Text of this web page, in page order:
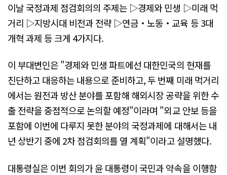
이날 국정과제 점검회의의 주제는 ▷경제와 민생 ▷미래 먹
거리 ▷지방시대 비전과 전략 ▷연금‧노동‧교육 등 3대
개혁 과제 등 크게 4가지다.
이 부대변인은 "경제와 민생 파트에선 대한민국의 현재를
진단하고 대응하는 내용으로 준비하고, 두 번째 미래 먹거리
에서는 원전과 방산 분야를 포함해 해외시장 공략을 위한 수
출 전략을 중점적으로 논의할 예정"이라며 "외교 안보 등을
포함에 이번에 다루지 못한 분야의 국정과제에 대해서는 내
년 상반기 중에 2차 점검회의를 열 계획"이라고 설명했다.
대통령실은 이번 회의가 윤 대통령이 국민과 약속을 이행함